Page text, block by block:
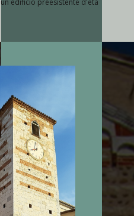
edificio preesistente d'età